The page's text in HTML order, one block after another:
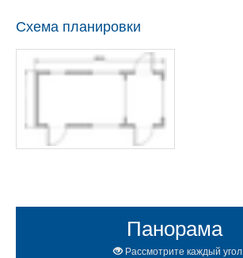
Схема планировки
Панорама
Рассмотрите каждый угол